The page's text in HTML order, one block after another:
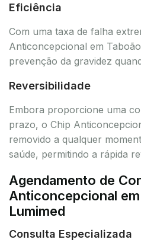
Eficiência
Com uma taxa de falha
Anticoncepcional em
prevenção da gravidez
Reversibilidade
Embora proporcione uma
prazo, o Chip
removido a qualquer
saúde, permitindo a rápida
Agendamento de
Anticoncepcional
Lumimed
Consulta Especializada